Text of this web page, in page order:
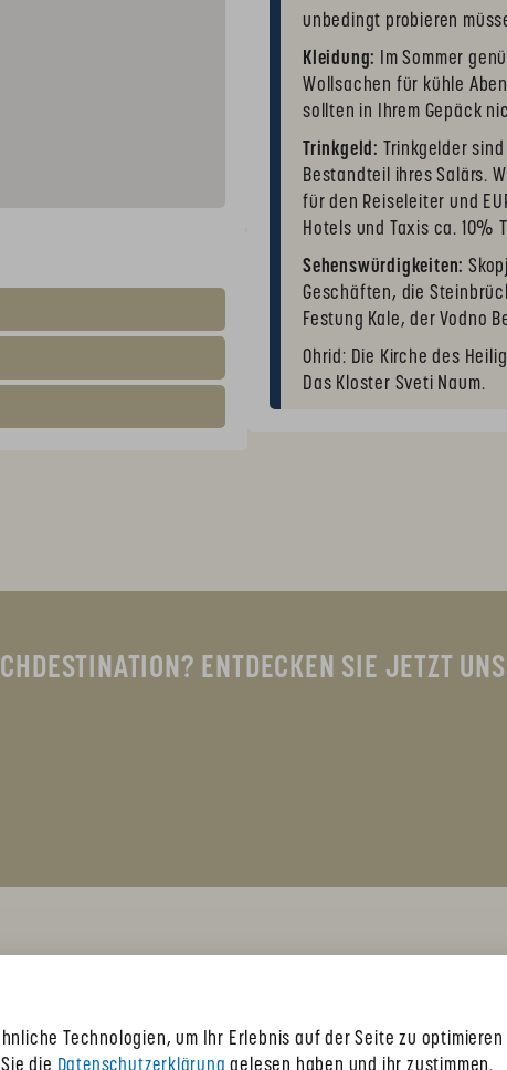
unbedingt probieren
Kleidung:
Im Sommer
Wollsachen für kühle
sollten in Ihrem Gepäck
Trinkgeld:
Trinkgelder
Bestandteil ihres Salärs.
für den Reiseleiter und
Hotels und Taxis ca. 10%
Sehenswürdigkeiten:
Geschäften, die
Festung Kale, der Vodno
Ohrid: Die Kirche des
Das Kloster Sveti Naum.
ENTDECKEN SIE JETZT
Technologien, um Ihr Erlebnis auf der Seite zu
die Datenschutzerklärung gelesen haben und ihr zustimmen.